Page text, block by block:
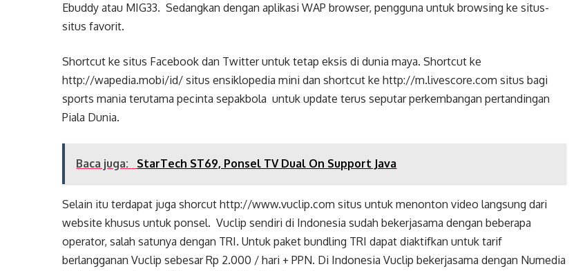
Ebuddy atau MIG33. Sedangkan dengan aplikasi WAP browser, pengguna untuk browsing ke situs-
situs favorit.
Shortcut ke situs Facebook dan Twitter untuk tetap eksis di dunia maya. Shortcut ke
http://wapedia.mobi/id/ situs ensiklopedia mini dan shortcut ke http://m.livescore.com situs bagi
sports mania terutama pecinta sepakbola untuk update terus seputar perkembangan pertandingan
Piala Dunia.
Baca juga: StarTech ST69, Ponsel TV Dual On Support Java
Selain itu terdapat juga shorcut http://www.vuclip.com situs untuk menonton video langsung dari
website khusus untuk ponsel. Vuclip sendiri di Indonesia sudah bekerjasama dengan beberapa
operator, salah satunya dengan TRI. Untuk paket bundling TRI dapat diaktifkan untuk tarif
berlangganan Vuclip sebesar Rp 2.000 / hari + PPN. Di Indonesia Vuclip bekerjasama dengan Numedia